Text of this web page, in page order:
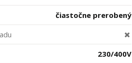
čiastočne prerobený
230/400V